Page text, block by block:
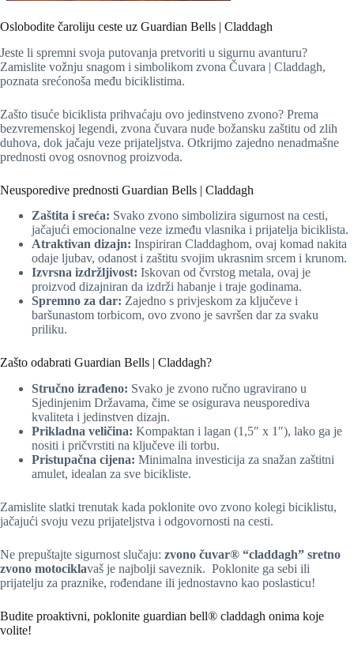
Oslobodite čaroliju ceste uz Guardian Bells | Claddagh
Jeste li spremni svoja putovanja pretvoriti u sigurnu avanturu?
Zamislite vožnju snagom i simbolikom zvona Čuvara | Claddagh,
poznata srećonoša među biciklistima.
Zašto tisuće biciklista prihvaćaju ovo jedinstveno zvono? Prema
bezvremenskoj legendi, zvona čuvara nude božansku zaštitu od zlih
duhova, dok jačaju veze prijateljstva. Otkrijmo zajedno nenadmašne
prednosti ovog osnovnog proizvoda.
Neusporedive prednosti Guardian Bells | Claddagh
Zaštita i sreća: Svako zvono simbolizira sigurnost na cesti,
jačajući emocionalne veze između vlasnika i prijatelja biciklista.
Atraktivan dizajn: Inspiriran Claddaghom, ovaj komad nakita
odaje ljubav, odanost i zaštitu svojim ukrasnim srcem i krunom.
Izvrsna izdržljivost: Iskovan od čvrstog metala, ovaj je
proizvod dizajniran da izdrži habanje i traje godinama.
Spremno za dar: Zajedno s privjeskom za ključeve i
baršunastom torbicom, ovo zvono je savršen dar za svaku
priliku.
Zašto odabrati Guardian Bells | Claddagh?
Stručno izrađeno: Svako je zvono ručno ugravirano u
Sjedinjenim Državama, čime se osigurava neusporediva
kvaliteta i jedinstven dizajn.
Prikladna veličina: Kompaktan i lagan (1,5″ x 1″), lako ga je
nositi i pričvrstiti na ključeve ili torbu.
Pristupačna cijena: Minimalna investicija za snažan zaštitni
amulet, idealan za sve bicikliste.
Zamislite slatki trenutak kada poklonite ovo zvono kolegi biciklistu,
jačajući svoju vezu prijateljstva i odgovornosti na cesti.
Ne prepuštajte sigurnost slučaju: zvono čuvar® “claddagh” sretno
zvono motociklavaš je najbolji saveznik. ️ Poklonite ga sebi ili
prijatelju za praznike, rođendane ili jednostavno kao poslasticu!
Budite proaktivni, poklonite guardian bell® claddagh onima koje
volite!